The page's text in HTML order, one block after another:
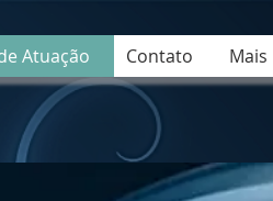
Atuação Contato Mais